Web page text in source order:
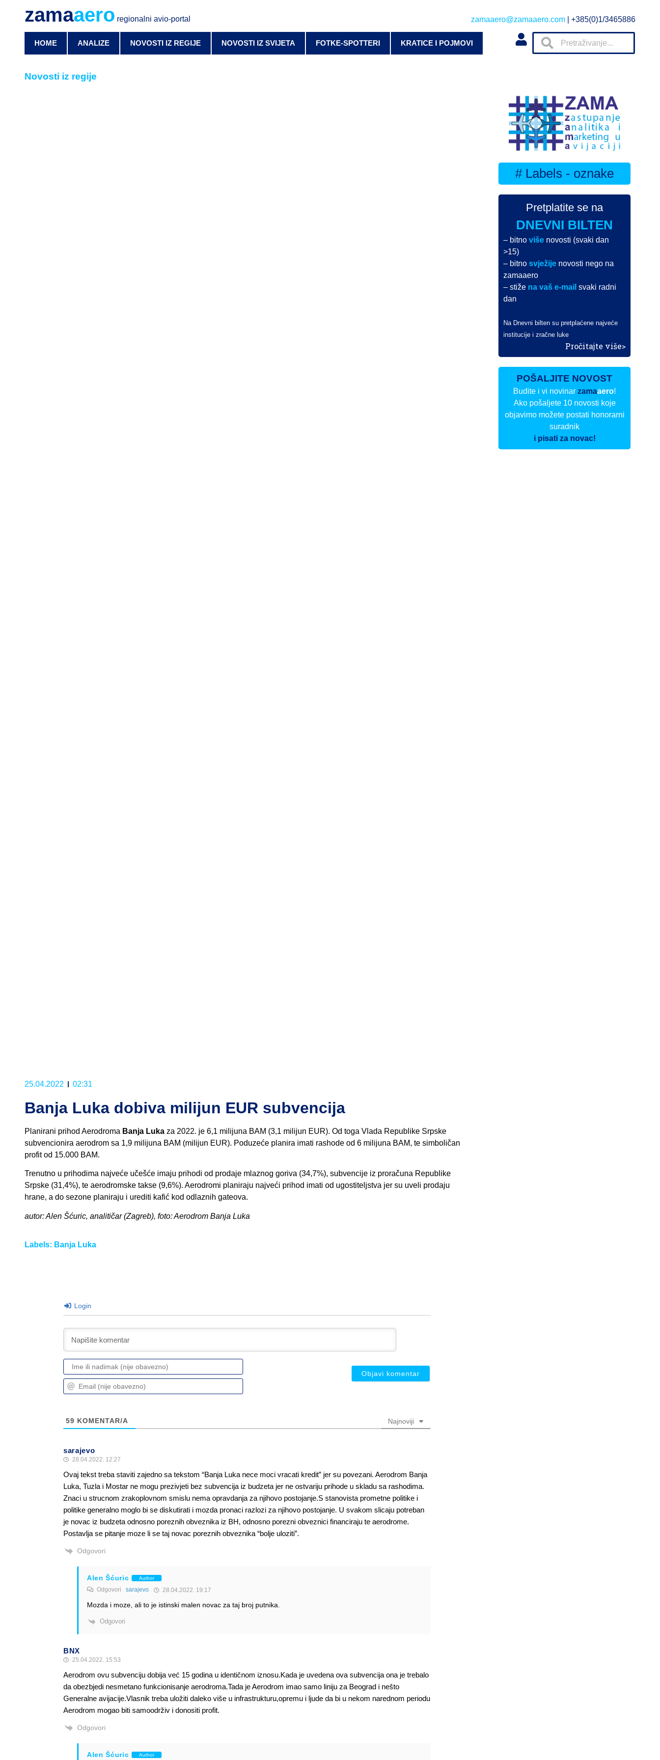
zamaaero regionalni avio-portal zamaaero@zamaaero.com | +385(0)1/3465886
HOME ANALIZE NOVOSTI IZ REGIJE NOVOSTI IZ SVIJETA FOTKE-SPOTTERI KRATICE I POJMOVI
Novosti iz regije
25.04.2022 02:31
Banja Luka dobiva milijun EUR subvencija
Planirani prihod Aerodroma Banja Luka za 2022. je 6,1 milijuna BAM (3,1 milijun EUR). Od toga Vlada Republike Srpske
subvencionira aerodrom sa 1,9 milijuna BAM (milijun EUR). Poduzeće planira imati rashode od 6 milijuna BAM, te simboličan
profit od 15.000 BAM.
Trenutno u prihodima najveće učešće imaju prihodi od prodaje mlaznog goriva (34,7%), subvencije iz proračuna Republike
Srpske (31,4%), te aerodromske takse (9,6%). Aerodromi planiraju najveći prihod imati od ugostiteljstva jer su uveli prodaju
hrane, a do sezone planiraju i urediti kafić kod odlaznih gateova.
autor: Alen Šćuric, analitičar (Zagreb), foto: Aerodrom Banja Luka
Labels: Banja Luka
Login
Ime
ili
nadimak
Email
(nije
59 KOMENTAR/A Najnoviji
sarajevo
28.04.2022. 12:27
Ovaj tekst treba staviti zajedno sa tekstom “Banja Luka nece moci vracati kredit” jer su povezani. Aerodrom Banja
Luka, Tuzla i Mostar ne mogu prezivjeti bez subvencija iz budzeta jer ne ostvariju prihode u skladu sa rashodima.
Znaci u strucnom zrakoplovnom smislu nema opravdanja za njihovo postojanje.S stanovista prometne politike i
politike generalno moglo bi se diskutirati i mozda pronaci razlozi za njihovo postojanje. U svakom slicaju potreban
je novac iz budzeta odnosno poreznih obveznika iz BH, odnosno porezni obveznici financiraju te aerodrome.
Postavlja se pitanje moze li se taj novac poreznih obveznika “bolje uloziti”.
Odgovori
Alen Šćuric Author
Odgovori sarajevo 28.04.2022. 19:17
Mozda i moze, ali to je istinski malen novac za taj broj putnika.
Odgovori
BNX
25.04.2022. 15:53
Aerodrom ovu subvenciju dobija već 15 godina u identičnom iznosu.Kada je uvedena ova subvencija ona je trebalo
da obezbjedi nesmetano funkcionisanje aerodroma.Tada je Aerodrom imao samo liniju za Beograd i nešto
Generalne avijacije.Vlasnik treba uložiti daleko više u infrastrukturu,opremu i ljude da bi u nekom narednom periodu
Aerodrom mogao biti samoodrživ i donositi profit.
Odgovori
Alen Šćuric Author
# Labels - oznake
Pretplatite se na
DNEVNI BILTEN
– bitnoviše novosti (svaki dan
>15)
– bitnosvježije novosti nego na
zamaaero
– stiže na vaš e-mail svaki radni
dan
Na Dnevni bilten su pretplaćene najveće
institucije i zračne luke
Pročitajte više>
POŠALJITE NOVOST
Budite i vi novinarzamaaero!
Ako pošaljete 10 novosti koje
objavimo možete postati honorarni
suradnik
i pisati za novac!